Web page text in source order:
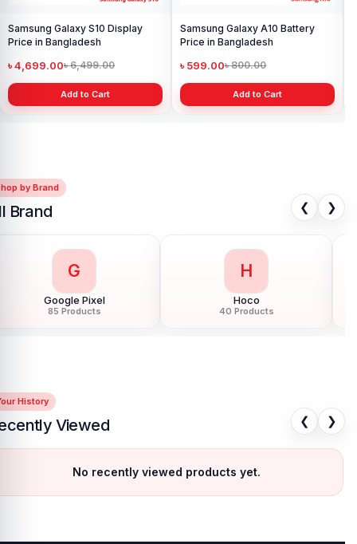
Galaxy A10 Battery
in Bangladesh
599.00৳ 800.00
Add to Cart
Samsung Galaxy A21s Display
Price in Bangladesh
৳ 999.00৳ 1,299.00
Add to Cart
by Brand
Brand ❮ ❯
G
Google Pixel
85 Products
H
Hoco
40 Products
History
Viewed ❮ ❯
No recently viewed products yet.